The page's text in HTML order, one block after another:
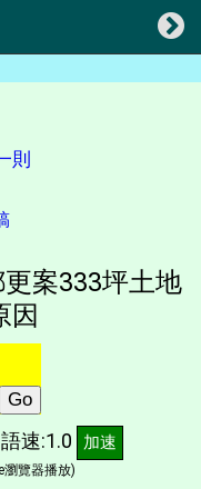
則
更案333坪土地
因
語速:1.0 加速
瀏覽器播放)